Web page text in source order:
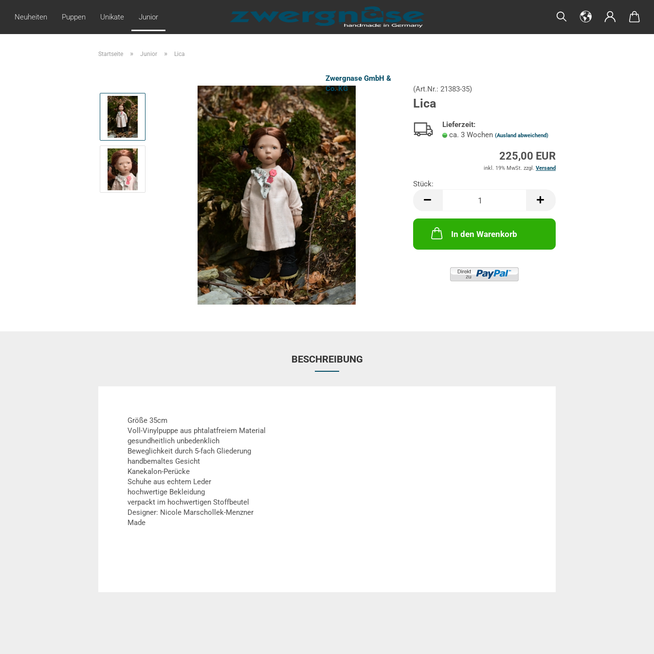
Neuheiten Puppen Unikate Junior
Startseite » Junior » Lica
Zwergnase GmbH &
Co. KG
(Art.Nr.: 21383-35)
Lica
Lieferzeit:
ca. 3 Wochen (Ausland abweichend)
225,00 EUR
inkl. 19% MwSt. zzgl. Versand
Stück:
Stück
In den Warenkorb
BESCHREIBUNG
Größe 35cm
Voll-Vinylpuppe aus phtalatfreiem Material
gesundheitlich unbedenklich
Beweglichkeit durch 5-fach Gliederung
handbemaltes Gesicht
Kanekalon-Perücke
Schuhe aus echtem Leder
hochwertige Bekleidung
verpackt im hochwertigen Stoffbeutel
Designer: Nicole Marschollek-Menzner
Made